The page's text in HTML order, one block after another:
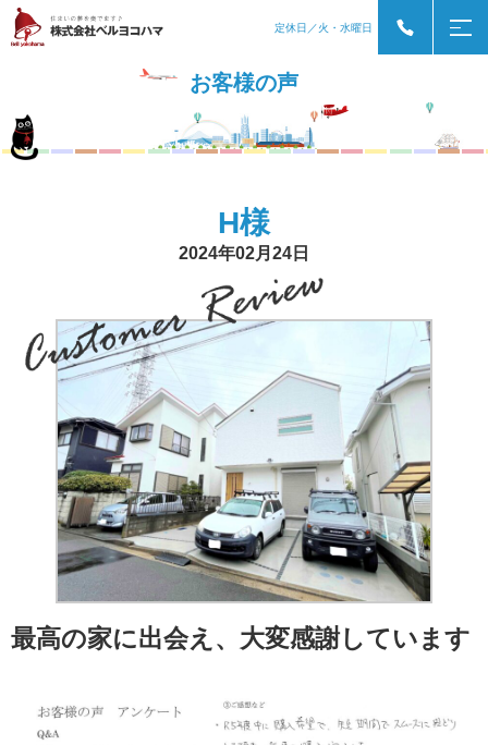
定休日／火・水曜日
お客様の声
H様
2024年02月24日
最高の家に出会え、大変感謝しています